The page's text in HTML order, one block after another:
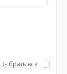
Выбрать все